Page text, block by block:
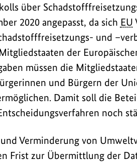
in
neuem
Fenster:
PRTR
Änderungsgesetz
beim
Bundesgesetzblatt
über
2020 angepasst, da sich EU
und
der
müssen die
und Bürgern der
Damit soll die
noch
Verminderung von
Frist zur Übermittlung der